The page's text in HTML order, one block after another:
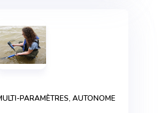
PARAMÈTRES, AUTONOME